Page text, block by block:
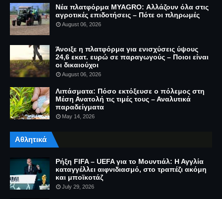
Νέα πλατφόρμα MYAGRO: Αλλάζουν όλα στις
αγροτικές επιδοτήσεις – Πότε οι πληρωμές
August 06, 2026
Άνοιξε η πλατφόρμα για ενισχύσεις ύψους
24,6 εκατ. ευρώ σε παραγωγούς – Ποιοι είναι
οι δικαιούχοι
August 06, 2026
Λιπάσματα: Πόσο εκτόξευσε ο πόλεμος στη
Μέση Ανατολή τις τιμές τους – Αναλυτικά
παραδείγματα
May 14, 2026
Αθλητικά
Ρήξη FIFA – UEFA για το Μουντιάλ: Η Αγγλία
καταγγέλλει αιφνιδιασμό, στο τραπέζι ακόμη
και μποϊκοτάζ
July 29, 2026